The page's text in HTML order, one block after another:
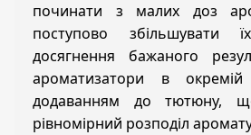
починати з малих доз
поступово збільшувати
досягнення бажаного
ароматизатори в
додаванням до тютюну,
рівномірний розподіл